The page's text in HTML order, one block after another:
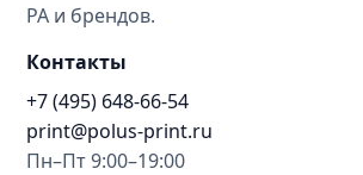
РА и брендов.
Контакты
+7 (495) 648-66-54
print@polus-print.ru
Пн–Пт 9:00–19:00